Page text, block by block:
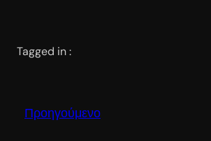
Tagged in :
Προηγούμενο